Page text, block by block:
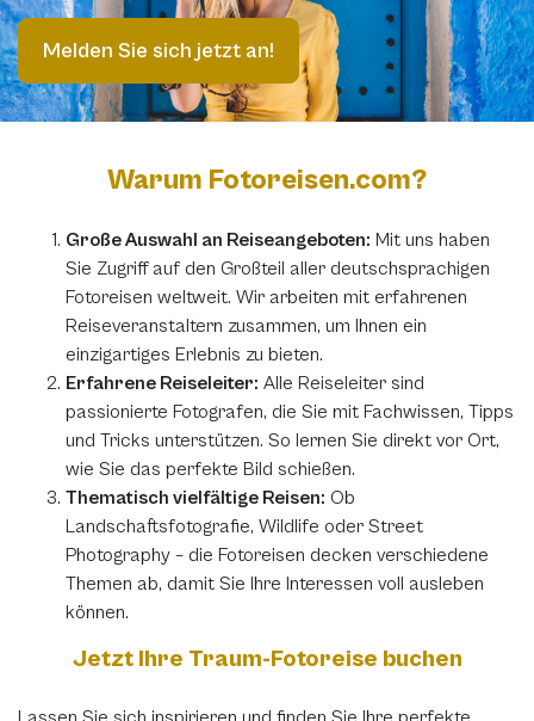
Melden Sie sich jetzt an!
Warum Fotoreisen.com?
Große Auswahl an Reiseangeboten: Mit uns haben
Sie Zugriff auf den Großteil aller deutschsprachigen
Fotoreisen weltweit. Wir arbeiten mit erfahrenen
Reiseveranstaltern zusammen, um Ihnen ein
einzigartiges Erlebnis zu bieten.
Erfahrene Reiseleiter: Alle Reiseleiter sind
passionierte Fotografen, die Sie mit Fachwissen, Tipps
und Tricks unterstützen. So lernen Sie direkt vor Ort,
wie Sie das perfekte Bild schießen.
Thematisch vielfältige Reisen: Ob
Landschaftsfotografie, Wildlife oder Street
Photography – die Fotoreisen decken verschiedene
Themen ab, damit Sie Ihre Interessen voll ausleben
können.
Jetzt Ihre Traum-Fotoreise buchen